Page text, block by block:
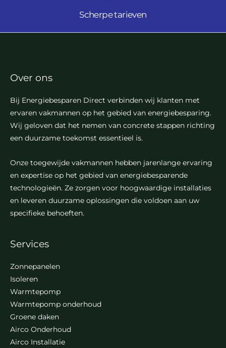
Scherpe tarieven
Over ons
Bij Energiebesparen Direct verbinden wij klanten met
ervaren vakmannen op het gebied van energiebesparing.
Wij geloven dat het nemen van concrete stappen richting
een duurzame toekomst essentieel is.
Onze toegewijde vakmannen hebben jarenlange ervaring
en expertise op het gebied van energiebesparende
technologieën. Ze zorgen voor hoogwaardige installaties
en leveren duurzame oplossingen die voldoen aan uw
specifieke behoeften.
Services
Zonnepanelen
Isoleren
Warmtepomp
Warmtepomp onderhoud
Groene daken
Airco Onderhoud
Airco Installatie